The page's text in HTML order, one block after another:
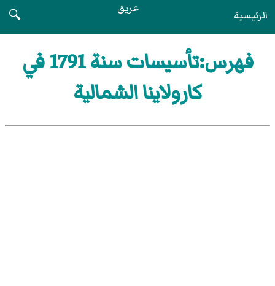
الرئيسية عريق
🔍
فهرس:تأسيسات سنة 1791 في
كارولاينا الشمالية